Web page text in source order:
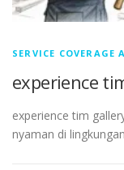
SERVICE COVERAGE
experience
experience tim
nyaman di